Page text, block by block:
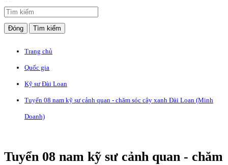
Đóng Tìm kiếm
Trang chủ
Quốc gia
Kỹ sư Đài Loan
Tuyển 08 nam kỹ sư cảnh quan - chăm sóc cây xanh Đài Loan (Minh
Doanh)
Tuyển 08 nam kỹ sư cảnh quan - chăm